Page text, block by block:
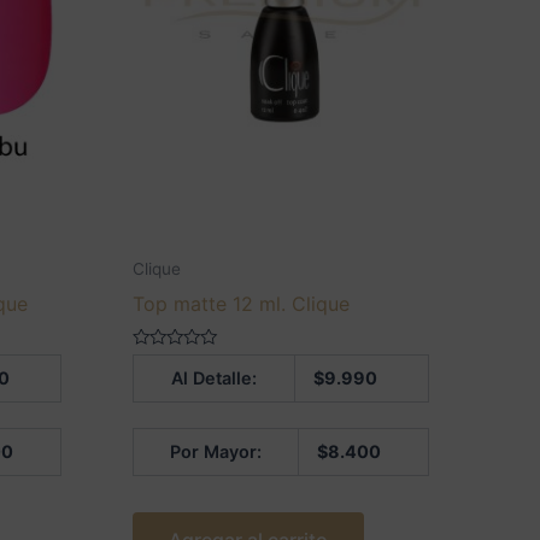
Clique
Top matte 12 ml. Clique
Al Detalle: $9.990
Por Mayor: $8.400